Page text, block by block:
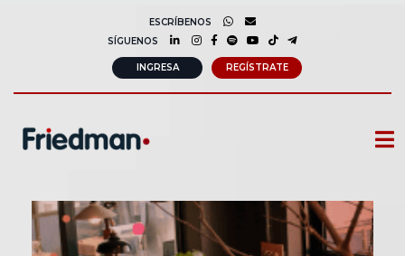
ESCRÍBENOS
SÍGUENOS
INGRESA REGÍSTRATE
MEMBRESIAS